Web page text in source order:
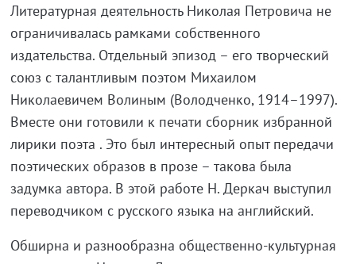
Литературная деятельность Николая Петровича не
ограничивалась рамками собственного
издательства. Отдельный эпизод – его творческий
союз с талантливым поэтом Михаилом
Николаевичем Волиным (Володченко, 1914–1997).
Вместе они готовили к печати сборник избранной
лирики поэта . Это был интересный опыт передачи
поэтических образов в прозе – такова была
задумка автора. В этой работе Н. Деркач выступил
переводчиком с русского языка на английский.
Обширна и разнообразна общественно-культурная